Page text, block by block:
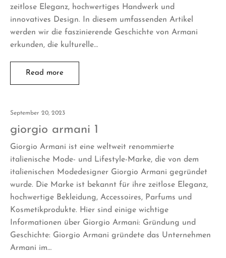
zeitlose Eleganz, hochwertiges Handwerk und
innovatives Design. In diesem umfassenden Artikel
werden wir die faszinierende Geschichte von Armani
erkunden, die kulturelle…
Read more
September 20, 2023
giorgio armani 1
Giorgio Armani ist eine weltweit renommierte
italienische Mode- und Lifestyle-Marke, die von dem
italienischen Modedesigner Giorgio Armani gegründet
wurde. Die Marke ist bekannt für ihre zeitlose Eleganz,
hochwertige Bekleidung, Accessoires, Parfums und
Kosmetikprodukte. Hier sind einige wichtige
Informationen über Giorgio Armani: Gründung und
Geschichte: Giorgio Armani gründete das Unternehmen
Armani im…